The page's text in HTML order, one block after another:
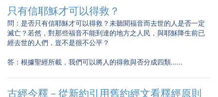
只有信耶穌才可以得救？
問：是否只有信耶穌才可以得救？未聽聞福音而去世的人是否一定
滅亡？若然，對那些福音不能到達的地方之人民，與耶穌降生前已
經去世的人們，豈不是很不公平？
答：根據聖經所載，我們可以將人的得救與否分成四類......
古經今釋－從新約引用舊約經文看釋經原則